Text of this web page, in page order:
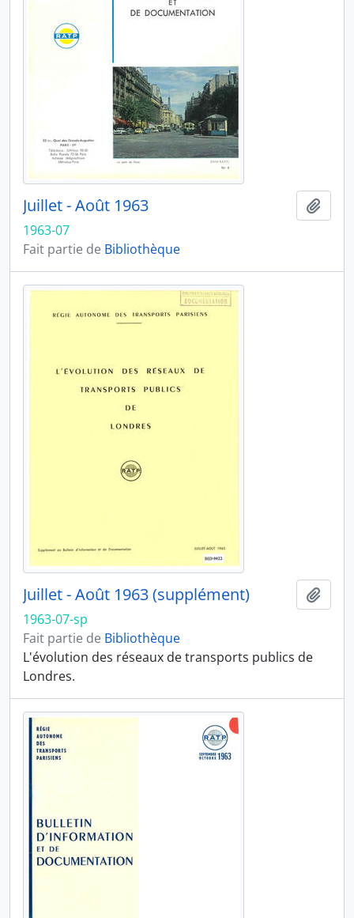
Juillet - Août 1963
1963-07
Fait partie de Bibliothèque
Juillet - Août 1963 (supplément)
1963-07-sp
Fait partie de Bibliothèque
L'évolution des réseaux de transports publics de
Londres.